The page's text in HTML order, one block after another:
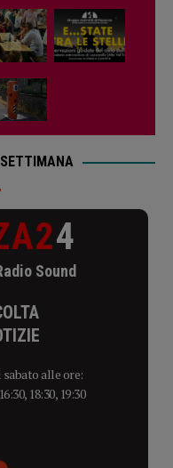
4
Sound
alle ore:
18:30, 19:30